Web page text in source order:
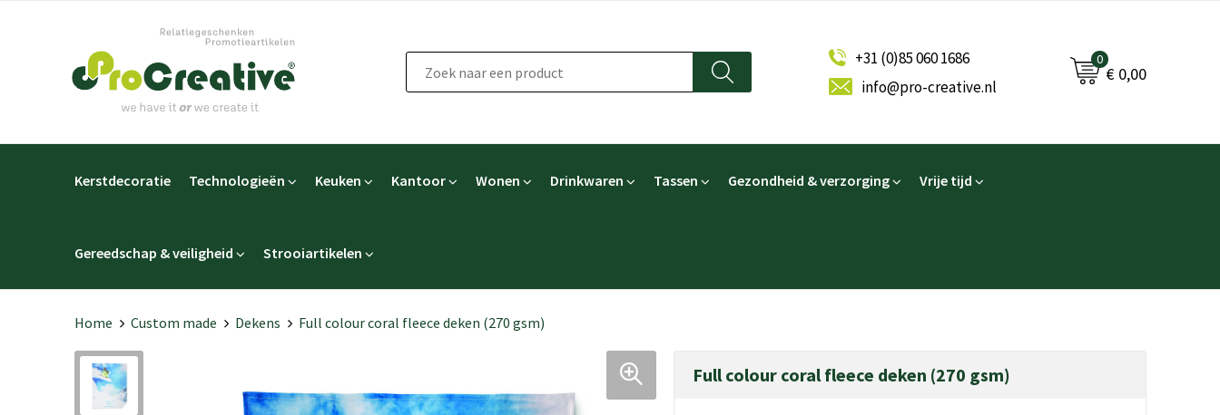
+31 (0)85 060 1686
info@pro-creative.nl
0
€ 0,00
Kerstdecoratie Technologieën Keuken Kantoor Wonen Drinkwaren Tassen Gezondheid & verzorging Vrije tijd
Gereedschap & veiligheid Strooiartikelen
Home Custom made Dekens Full colour coral fleece deken (270 gsm)
Full colour coral fleece deken (270 gsm)